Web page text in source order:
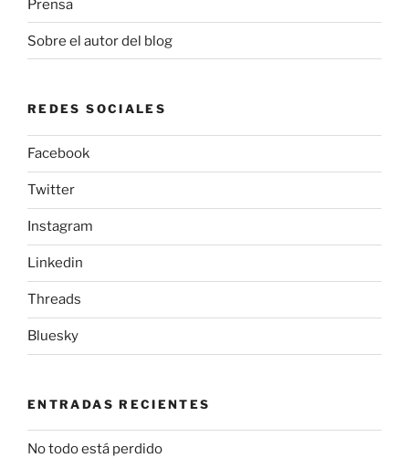
Prensa
Sobre el autor del blog
REDES SOCIALES
Facebook
Twitter
Instagram
Linkedin
Threads
Bluesky
ENTRADAS RECIENTES
No todo está perdido